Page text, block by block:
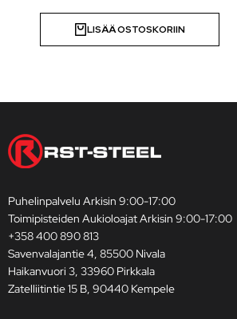
LISÄÄ OSTOSKORIIN
Puhelinpalvelu Arkisin 9:00-17:00
Toimipisteiden Aukioloajat Arkisin 9:00-17:00
+358 400 890 813
Savenvalajantie 4, 85500 Nivala
Haikanvuori 3, 33960 Pirkkala
Zatelliitintie 15 B, 90440 Kempele